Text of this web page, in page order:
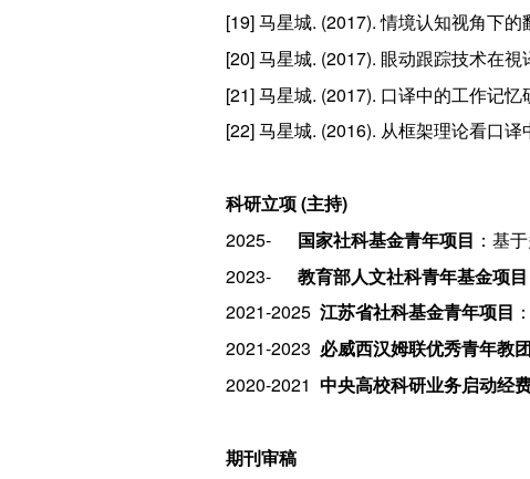
[19] 马星城. (2017). 情境认知视角下的
[20] 马星城. (2017). 眼动跟踪技术在
[21] 马星城. (2017). 口译中的工作记
[22] 马星城. (2016). 从框架理论看口
科研立项 (主持)
2025- 国家社科基金青年项目 ：基
2023-
教育部人文社科青年基金项目
2021-2025 江苏省社科基金青年项目
2021-2023 必威西汉姆联优秀青年教
2020-2021 中央高校科研业务启动经
期刊审稿